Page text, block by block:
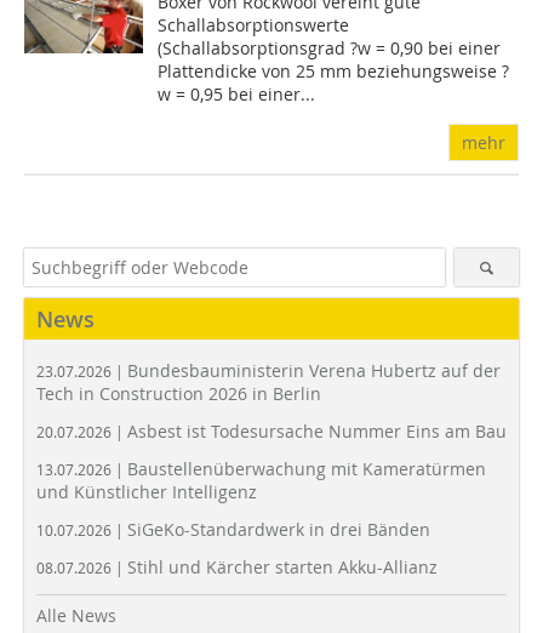
Schallabsorptionswerte
(Schallabsorptionsgrad ?w = 0,90 bei einer
Plattendicke von 25 mm beziehungsweise ?
w = 0,95 bei einer...
mehr
News
23.07.2026 | Bundesbauministerin Verena Hubertz auf der
Tech in Construction 2026 in Berlin
20.07.2026 | Asbest ist Todesursache Nummer Eins am Bau
13.07.2026 | Baustellenüberwachung mit Kameratürmen
und Künstlicher Intelligenz
10.07.2026 | SiGeKo-Standardwerk in drei Bänden
08.07.2026 | Stihl und Kärcher starten Akku-Allianz
Alle News